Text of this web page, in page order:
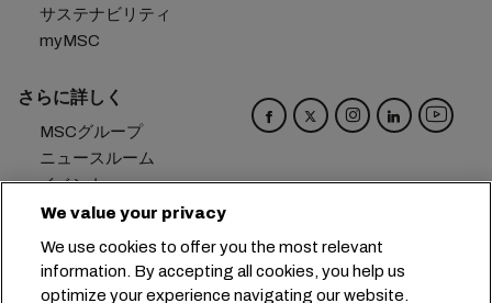
サステナビリティ
myMSC
さらに詳しく
MSCグループ
ニュースルーム
イベント
ブログ
お問い合わせ
We value your privacy
We use cookies to offer you the most relevant
information. By accepting all cookies, you help us
optimize your experience navigating our website.